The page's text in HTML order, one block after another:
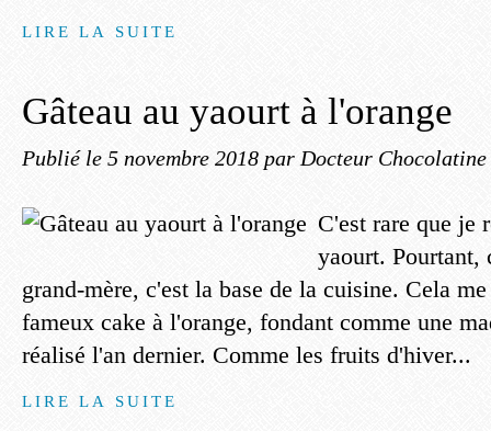
LIRE LA SUITE
Gâteau au yaourt à l'orange
Publié le 5 novembre 2018 par Docteur Chocolatine
C'est rare que je
yaourt. Pourtant,
grand-mère, c'est la base de la cuisine. Cela
fameux cake à l'orange, fondant comme une
réalisé l'an dernier. Comme les fruits d'hiver...
LIRE LA SUITE